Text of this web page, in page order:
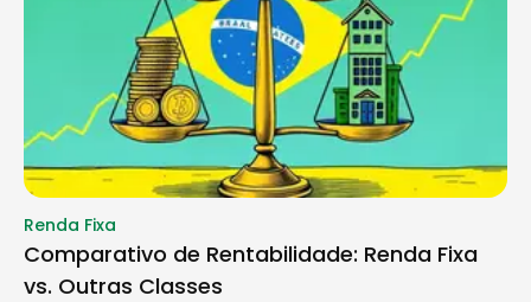
Renda Fixa
Comparativo de Rentabilidade: Renda Fixa
vs. Outras Classes